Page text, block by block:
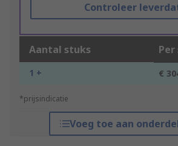
Controleer
Aantal stuks
1 + €
*prijsindicatie
Voeg toe aan